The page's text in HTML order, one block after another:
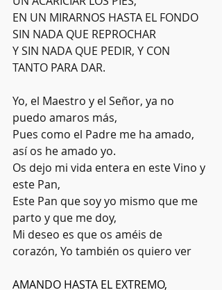
EN UN MIRARNOS HASTA EL FONDO
SIN NADA QUE REPROCHAR
Y SIN NADA QUE PEDIR, Y CON
TANTO PARA DAR.
Yo, el Maestro y el Señor, ya no
puedo amaros más,
Pues como el Padre me ha amado,
así os he amado yo.
Os dejo mi vida entera en este Vino y
este Pan,
Este Pan que soy yo mismo que me
parto y que me doy,
Mi deseo es que os améis de
corazón, Yo también os quiero ver
AMANDO HASTA EL EXTREMO,